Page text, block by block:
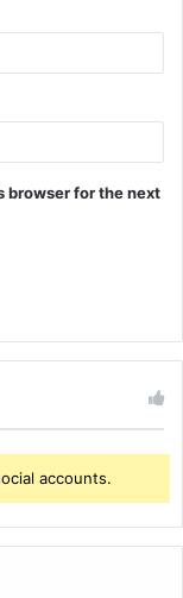
browser for the next
accounts.